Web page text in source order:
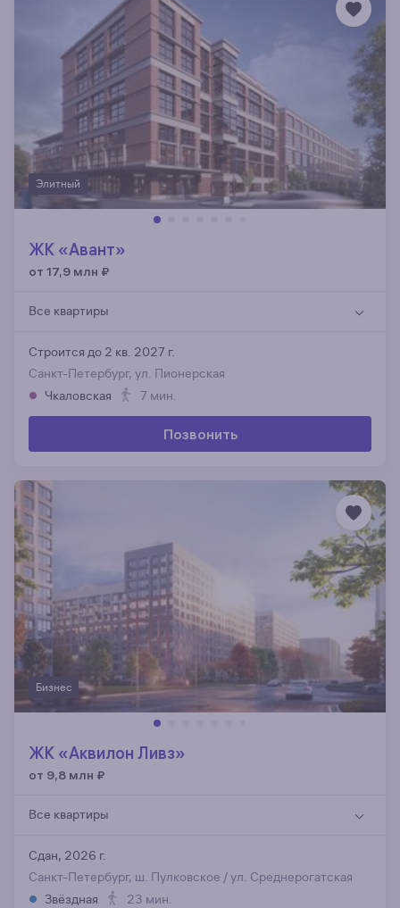
Элитный
ЖК «Авант»
от 17,9 млн ₽
Все квартиры
Строится до 2 кв. 2027 г.
Санкт-Петербург, ул. Пионерская
Чкаловская
7 мин.
Позвонить
Бизнес
ЖК «Аквилон Ливз»
от 9,8 млн ₽
Все квартиры
Сдан, 2026 г.
Санкт-Петербург, ш. Пулковское / ул. Среднерогатская
Звёздная
23 мин.